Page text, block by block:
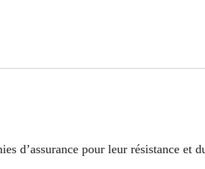
d’assurance pour leur résistance et